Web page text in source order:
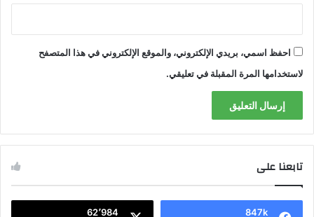
احفظ اسمي، بريدي الإلكتروني، والموقع الإلكتروني في هذا المتصفح
لاستخدامها المرة المقبلة في تعليقي.
تابعنا على
847k 62٬984